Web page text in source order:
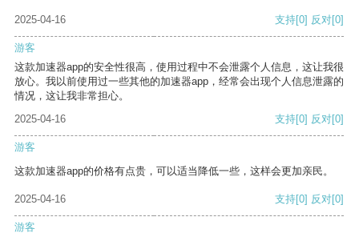
2025-04-16 支持[0] 反对[0]
游客
这款加速器app的安全性很高，使用过程中不会泄露个人信息，这让我很
放心。我以前使用过一些其他的加速器app，经常会出现个人信息泄露的
情况，这让我非常担心。
2025-04-16
支持[0] 反对[0]
游客
这款加速器app的价格有点贵，可以适当降低一些，这样会更加亲民。
2025-04-16 支持[0] 反对[0]
游客